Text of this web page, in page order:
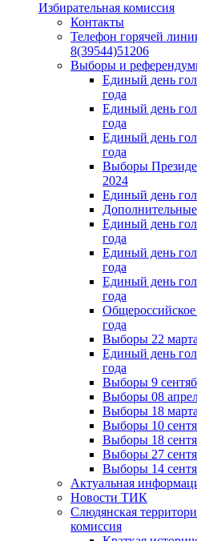
Избирательная комиссия
Контакты
Телефон горячей
8(39544)51206
Выборы и
Единый день
года
Единый день
года
Единый день
года
Выборы
2024
Единый день
Единый день
года
Единый день
года
Единый день
года
года
Выборы 22
Единый день
года
Выборы 9
Выборы 08
Выборы 18
Выборы 10
Выборы 18
Выборы 27
Выборы 14
Актуальная
Новости ТИК
Слюдянская
комиссия